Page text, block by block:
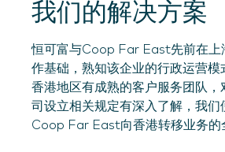
我们的解决方案
恒可富与Coop Far East先前在上
作基础，熟知该企业的行政运营模
香港地区有成熟的客户服务团队，
司设立相关规定有深入了解，我们
Coop Far East向香港转移业务的